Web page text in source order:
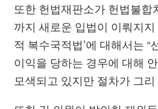
또한 헌법재판소가 헌법불합
까지 새로운 입법이 이뤄지
적 복수국적법’에 대해서는
이익을 당하는 경우에 대해
모색되고 있지만 절차가 그